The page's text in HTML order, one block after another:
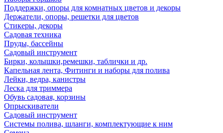
Поддержки, опоры для комнатных цветов и декоры
Держатели, опоры, решетки для цветов
Стикеры, декоры
Садовая техника
Пруды, бассейны
Садовый инструмент
Бирки, колышки,ремешки, таблички и др.
Капельная лента, Фитинги и наборы для полива
Лейки, ведра, канистры
Леска для триммера
Обувь садовая, корзины
Опрыскиватели
Садовый инструмент
Системы полива, шланги, комплектующие к ним